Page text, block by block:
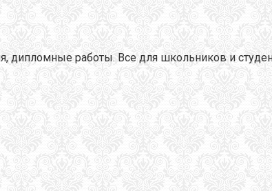
дипломные работы. Все для школьников и